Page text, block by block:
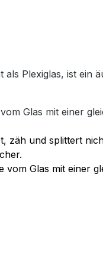
Plexiglas, ist ein
Glas mit einer
zäh und splittert
vom Glas mit einer